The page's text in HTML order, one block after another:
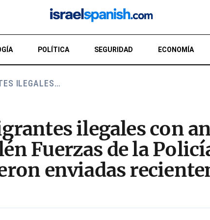
POLÍTICA SEGURIDAD ECONOMÍA
ILEGALES…
ilegales con
Fuerzas de la
enviadas